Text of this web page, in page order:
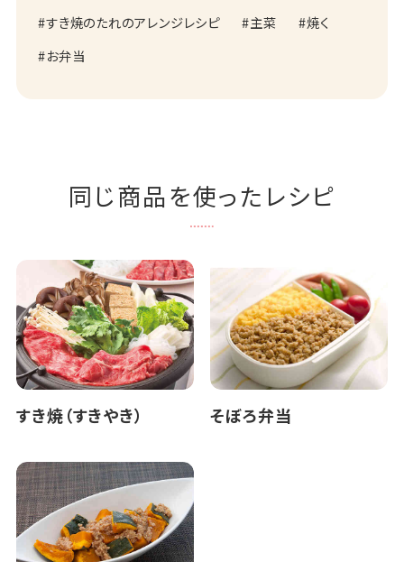
すき焼のたれのアレンジレシピ
主菜
焼く
お弁当
同じ商品を使ったレシピ
すき焼（すきやき） そぼろ弁当